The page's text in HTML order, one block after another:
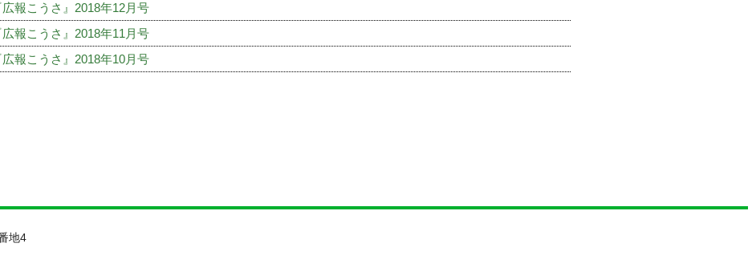
広報こうさ』2018年12月号
広報こうさ』2018年11月号
広報こうさ』2018年10月号
地4